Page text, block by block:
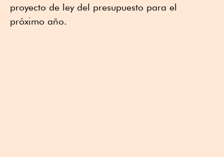
proyecto de ley del presupuesto para el
próximo año.